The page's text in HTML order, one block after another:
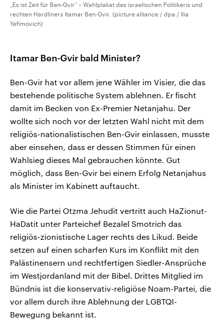
„Es ist Zeit für Ben-Gvir“ – Wahlplakat des israelischen Politikeris und
rechten Hardliners Itamar Ben-Gvir. (picture alliance / dpa / Ilia
Yefimovich)
Itamar Ben-Gvir bald Minister?
Ben-Gvir hat vor allem jene Wähler im Visier, die das
bestehende politische System ablehnen. Er fischt
damit im Becken von Ex-Premier Netanjahu. Der
wollte sich noch vor der letzten Wahl nicht mit dem
religiös-nationalistischen Ben-Gvir einlassen, musste
aber einsehen, dass er dessen Stimmen für einen
Wahlsieg dieses Mal gebrauchen könnte. Gut
möglich, dass Ben-Gvir bei einem Erfolg Netanjahus
als Minister im Kabinett auftaucht.
Wie die Partei Otzma Jehudit vertritt auch HaZionut-
HaDatit unter Parteichef Bezalel Smotrich das
religiös-zionistische Lager rechts des Likud. Beide
setzen auf einen scharfen Kurs im Konflikt mit den
Palästinensern und rechtfertigen Siedler-Ansprüche
im Westjordanland mit der Bibel. Drittes Mitglied im
Bündnis ist die konservativ-religiöse Noam-Partei, die
vor allem durch ihre Ablehnung der LGBTQI-
Bewegung bekannt ist.